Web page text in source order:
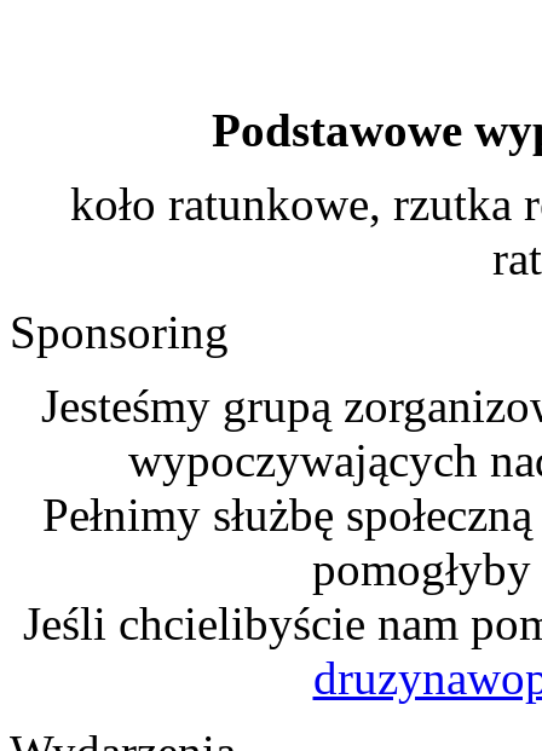
Podstawowe
koło ratunkowe, rzutka
Sponsoring
Jesteśmy grupą
wypoczywających
Pełnimy służbę
Jeśli chcielibyście nam